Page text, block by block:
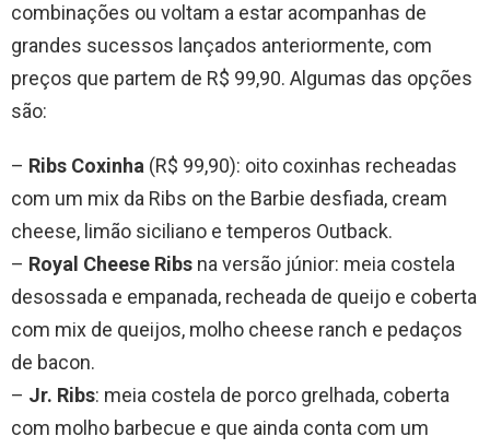
combinações ou voltam a estar acompanhas de
grandes sucessos lançados anteriormente, com
preços que partem de R$ 99,90. Algumas das opções
são:
– Ribs Coxinha (R$ 99,90): oito coxinhas recheadas
com um mix da Ribs on the Barbie desfiada, cream
cheese, limão siciliano e temperos Outback.
– Royal Cheese Ribs na versão júnior: meia costela
desossada e empanada, recheada de queijo e coberta
com mix de queijos, molho cheese ranch e pedaços
de bacon.
– Jr. Ribs: meia costela de porco grelhada, coberta
com molho barbecue e que ainda conta com um